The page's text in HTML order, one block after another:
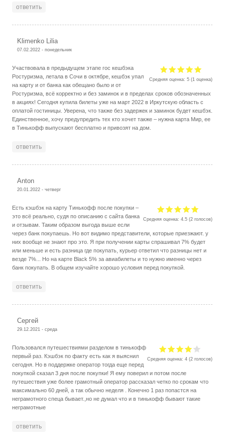
ответить
Klimenko Lilia
07.02.2022 - понедельник
Средняя оценка:5 (1 оценка)
Участвовала в предыдущем этапе гос кешбэка
Ростуризма, летала в Сочи в октябре, кешбэк упал
на карту и от банка как обещано было и от
Ростуризма, всё корректно и без заминок и в пределах сроков обозначенных
в акциях! Сегодня купила билеты уже на март 2022 в Иркутскую область с
оплатой гостиницы. Уверена, что также без задержек и заминок будет кешбэк.
Единственное, хочу предупредить тех кто хочет также – нужна карта Мир, ее
в Тинькофф выпускают бесплатно и привозят на дом.
ответить
Anton
20.01.2022 - четверг
Средняя оценка:4.5 (2 голосов)
Есть кэшбэк на карту Тинькофф после покупки –
это всё реально, судя по описанию с сайта банка
и отзывам. Таким образом выгода выше если
через банк покупаешь. Но вот видимо представители, которые приезжают. у
них вообще не знают про это. Я при получении карты спрашивал 7% будет
или меньше и есть разница где покупать, курьер ответил что разницы нет и
везде 7%... Но на карте Black 5% за авиабилеты и то нужно именно через
банк покупать. В общем изучайте хорошо условия перед покупкой.
ответить
Сергей
29.12.2021 - среда
Средняя оценка:4 (2 голосов)
Пользовался путешествиями разделом в тинькофф
первый раз. Кэшбэк по факту есть как я выяснил
сегодня. Но в поддержке оператор тогда еще перед
покупкой сказал 3 дня после покупки! Я ему поверил и потом после
путешествия уже более грамотный оператор рассказал четко по срокам что
максимально 60 дней, а так обычно неделя . Конечно 1 раз попастся на
неграмотного спеца бывает.,но не думал что и в тинькофф бывают такие
неграмотные
ответить